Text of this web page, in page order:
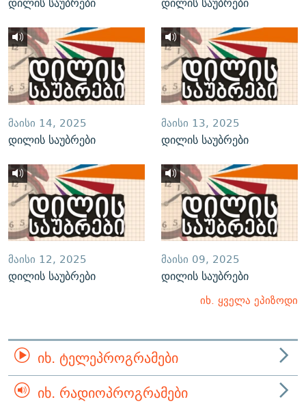
ᲛᲐᲘᲡᲘ 14, 2025
დილის საუბრები
ᲛᲐᲘᲡᲘ 13, 2025
დილის საუბრები
ᲛᲐᲘᲡᲘ 12, 2025
დილის საუბრები
ᲛᲐᲘᲡᲘ 09, 2025
დილის საუბრები
იხ. ყველა ეპიზოდი
ᲘᲮ. ᲢᲔᲚᲔᲞᲠᲝᲒᲠᲐᲛᲔᲑᲘ
ᲘᲮ. ᲠᲐᲓᲘᲝᲞᲠᲝᲒᲠᲐᲛᲔᲑᲘ